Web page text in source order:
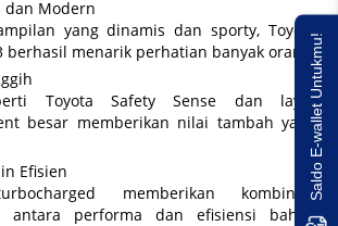
dan Modern
yang dinamis dan sporty, Toyota
berhasil menarik perhatian banyak orang.
Toyota Safety Sense dan layar
besar memberikan nilai tambah yang
Efisien
memberikan kombinasi
antara performa dan efisiensi bahan
Saldo E-wallet Untukmu!